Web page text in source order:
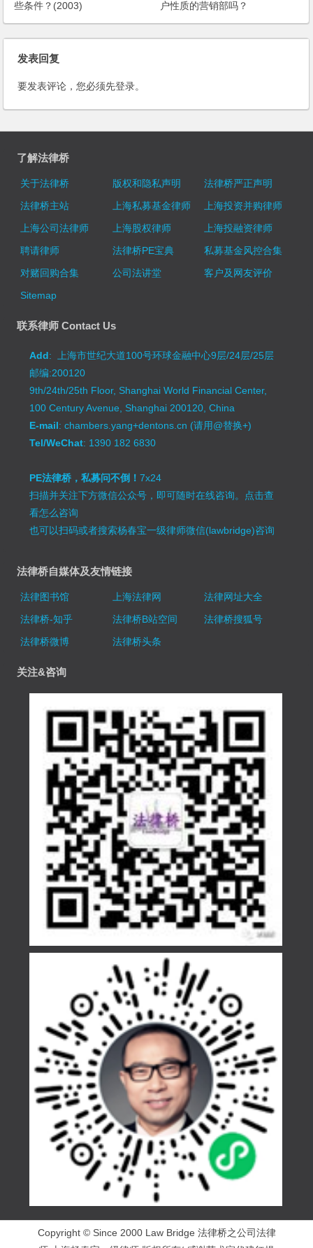
些条件？(2003)
户性质的营销部吗？
发表回复
要发表评论，您必须先登录。
了解法律桥
关于法律桥 版权和隐私声明
法律桥严正声明
法律桥主站
上海私募基金律师
上海投资并购律师
上海公司法律师
上海股权律师
上海投融资律师
聘请律师
法律桥PE宝典
私募基金风控合集
对赌回购合集
公司法讲堂
客户及网友评价
Sitemap
联系律师 Contact Us
Add: 上海市世纪大道100号环球金融中心9层/24层/25层
邮编:200120
9th/24th/25th Floor, Shanghai World Financial Center,
100 Century Avenue, Shanghai 200120, China
E-mail: chambers.yang+dentons.cn (请用@替换+)
Tel/WeChat: 1390 182 6830
PE法律桥，私募问不倒！7x24
扫描并关注下方微信公众号，即可随时在线咨询。 点击查
看怎么咨询
也可以扫码或者搜索杨春宝一级律师微信(lawbridge)咨询
法律桥自媒体及友情链接
法律图书馆 上海法律网
法律网址大全
法律桥-知乎
法律桥B站空间
法律桥搜狐号
法律桥微博
法律桥头条
关注&咨询
Copyright © Since 2000 Law Bridge 法律桥之公司法律